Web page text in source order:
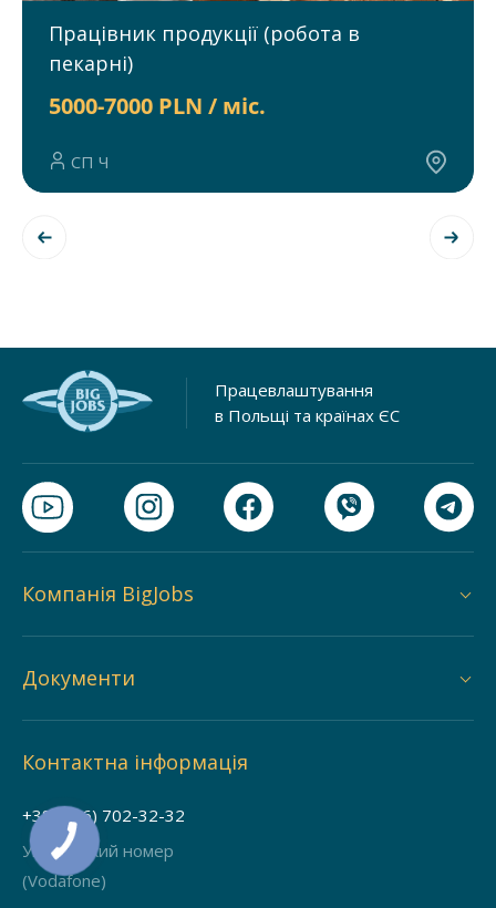
Працівник продукції (робота в
пекарні)
5000-7000 PLN / міс.
СП Ч
Працевлаштування
в Польщі та країнах ЄС
Компанія BigJobs
Документи
Контактна інформація
+38 (066) 702-32-32
Український номер
(Vodafone)